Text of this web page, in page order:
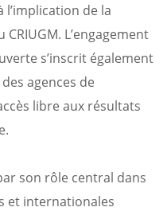
l’implication de la
L’engagement
s’inscrit également
agences de
libre aux résultats
son rôle central dans
et internationales